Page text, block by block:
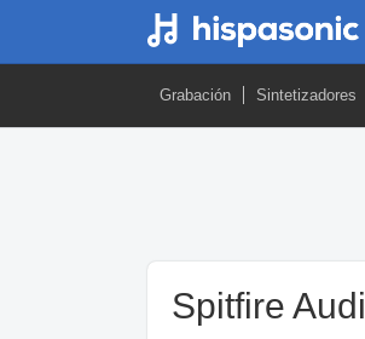
Grabación Sintetizadores
Spitfire